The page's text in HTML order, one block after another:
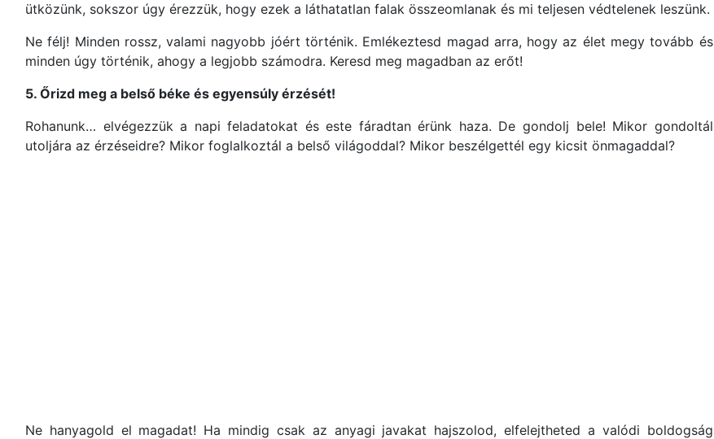
ütközünk, sokszor úgy érezzük, hogy ezek a láthatatlan falak összeomlanak és mi teljesen védtelenek leszünk.
Ne félj! Minden rossz, valami nagyobb jóért történik. Emlékeztesd magad arra, hogy az élet megy tovább és
minden úgy történik, ahogy a legjobb számodra. Keresd meg magadban az erőt!
5. Őrizd meg a belső béke és egyensúly érzését!
Rohanunk… elvégezzük a napi feladatokat és este fáradtan érünk haza. De gondolj bele! Mikor gondoltál
utoljára az érzéseidre? Mikor foglalkoztál a belső világoddal? Mikor beszélgettél egy kicsit önmagaddal?
Ne hanyagold el magadat! Ha mindig csak az anyagi javakat hajszolod, elfelejtheted a valódi boldogság